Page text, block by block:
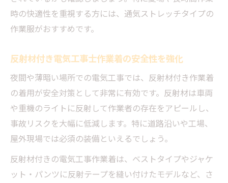
時の快適性を重視する方には、通気ストレッチタイプの
作業服がおすすめです。
反射材付き電気工事士作業着の安全性を強化
夜間や薄暗い場所での電気工事では、反射材付き作業着
の着用が安全対策として非常に有効です。反射材は車両
や重機のライトに反射して作業者の存在をアピールし、
事故リスクを大幅に低減します。特に道路沿いや工場、
屋外現場では必須の装備といえるでしょう。
反射材付きの電気工事作業着は、ベストタイプやジャケ
ット・パンツに反射テープを縫い付けたモデルなど、さ